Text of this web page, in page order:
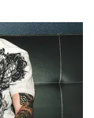
সুবিধে